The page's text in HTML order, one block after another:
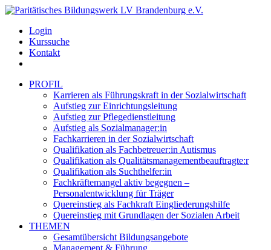
Login
Kurssuche
Kontakt
PROFIL
Karrieren als Führungskraft in der Sozialwirtschaft
Aufstieg zur Einrichtungsleitung
Aufstieg zur Pflegedienstleitung
Aufstieg als Sozialmanager:in
Fachkarrieren in der Sozialwirtschaft
Qualifikation als Fachbetreuer:in Autismus
Qualifikation als Qualitätsmanagementbeauftragte:r
Qualifikation als Suchthelfer:in
Fachkräftemangel aktiv begegnen –
Personalentwicklung für Träger
Quereinstieg als Fachkraft Eingliederungshilfe
Quereinstieg mit Grundlagen der Sozialen Arbeit
THEMEN
Gesamtübersicht Bildungsangebote
Management & Führung